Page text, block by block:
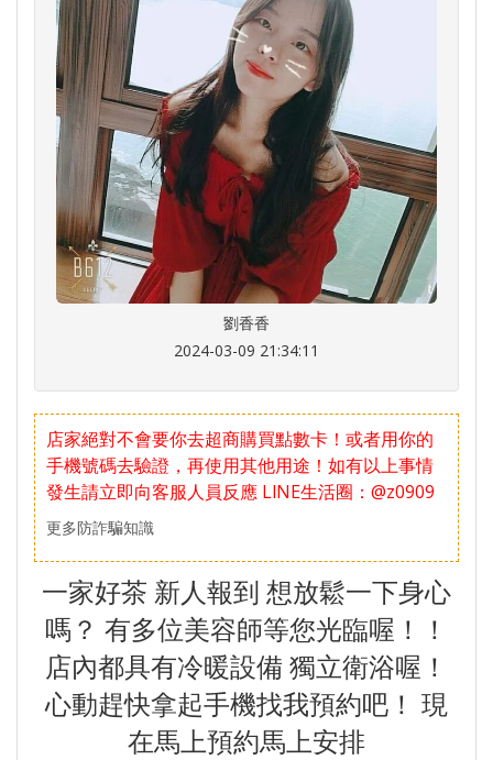
劉香香
2024-03-09 21:34:11
店家絕對不會要你去超商購買點數卡！或者用你的
手機號碼去驗證，再使用其他用途！如有以上事情
發生請立即向客服人員反應 LlNE生活圈：@z0909
更多防詐騙知識
一家好茶 新人報到 想放鬆一下身心
嗎？ 有多位美容師等您光臨喔！！
店內都具有冷暖設備 獨立衛浴喔！
心動趕快拿起手機找我預約吧！ 現
在馬上預約馬上安排